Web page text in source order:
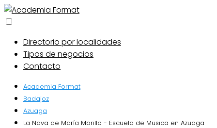
Directorio por localidades
Tipos de negocios
Contacto
Academia Format
Badajoz
Azuaga
La Nava de María Morillo - Escuela de Musica en Azuaga